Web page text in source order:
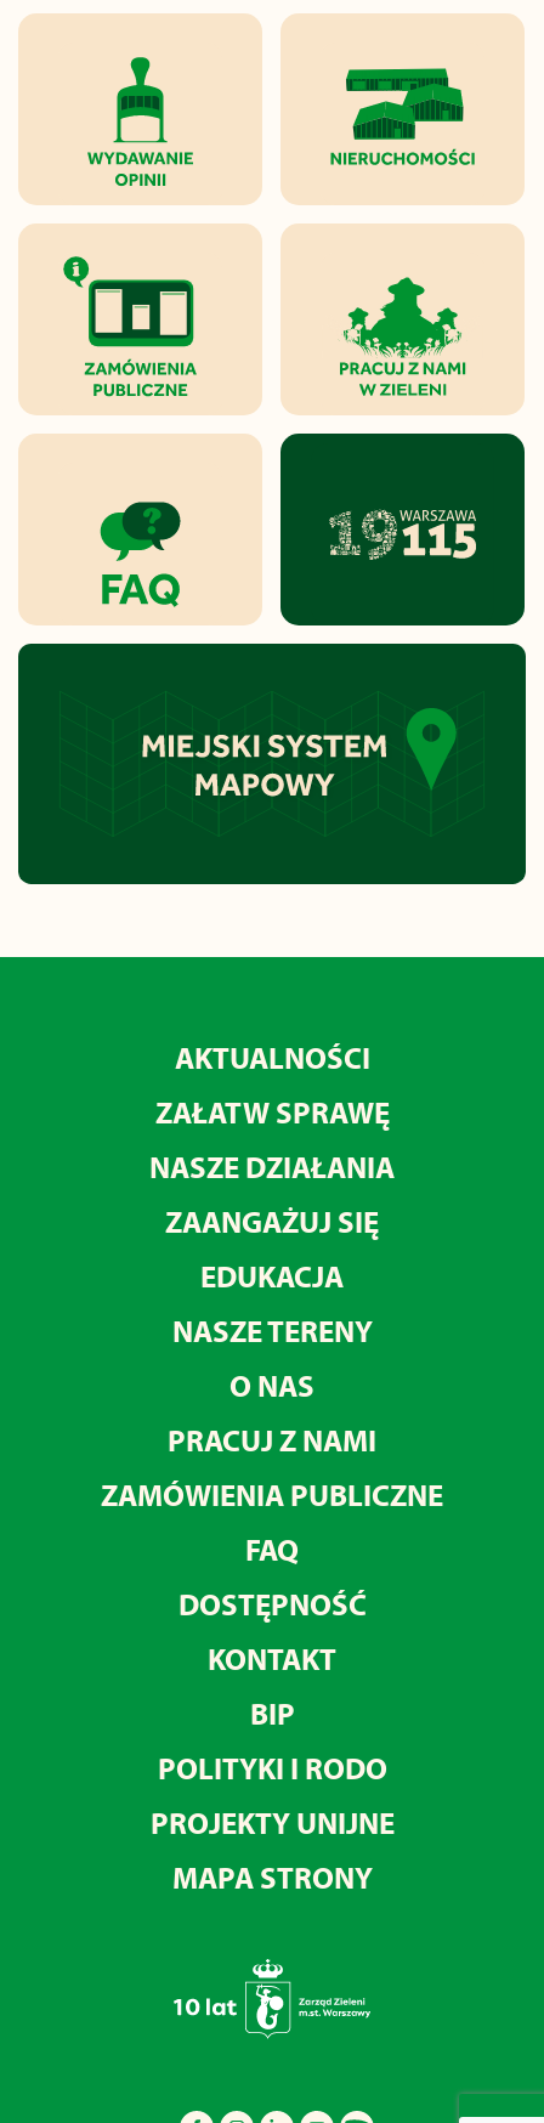
AKTUALNOŚCI
ZAŁATW SPRAWĘ
NASZE DZIAŁANIA
ZAANGAŻUJ SIĘ
EDUKACJA
NASZE TERENY
O NAS
PRACUJ Z NAMI
ZAMÓWIENIA PUBLICZNE
FAQ
DOSTĘPNOŚĆ
KONTAKT
BIP
POLITYKI I RODO
PROJEKTY UNIJNE
MAPA STRONY